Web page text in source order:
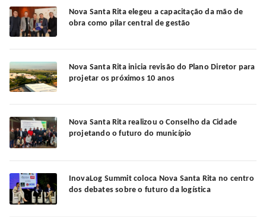
Nova Santa Rita elegeu a capacitação da mão de
obra como pilar central de gestão
Nova Santa Rita inicia revisão do Plano Diretor para
projetar os próximos 10 anos
Nova Santa Rita realizou o Conselho da Cidade
projetando o futuro do município
InovaLog Summit coloca Nova Santa Rita no centro
dos debates sobre o futuro da logística